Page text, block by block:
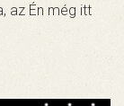
az Én még itt